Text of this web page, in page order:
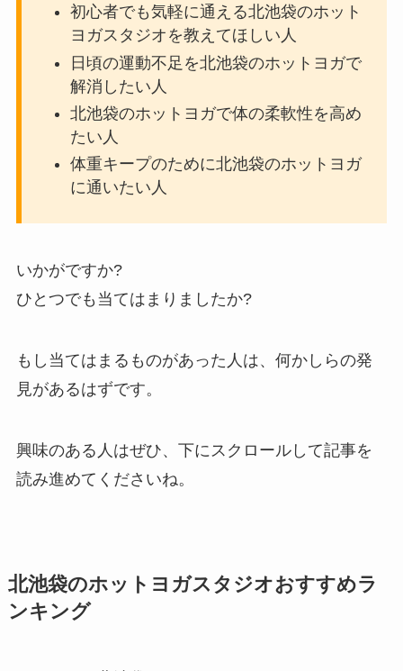
初心者でも気軽に通える北池袋のホット
ヨガスタジオを教えてほしい人
日頃の運動不足を北池袋のホットヨガで
解消したい人
北池袋のホットヨガで体の柔軟性を高め
たい人
体重キープのために北池袋のホットヨガ
に通いたい人
いかがですか?
ひとつでも当てはまりましたか?
もし当てはまるものがあった人は、何かしらの発
見があるはずです。
興味のある人はぜひ、下にスクロールして記事を
読み進めてくださいね。
北池袋のホットヨガスタジオおすすめラ
ンキング